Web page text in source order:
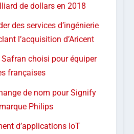
de dollars en 2018
des services d’ingénierie
l’acquisition d’Aricent
Safran choisi pour équiper
françaises
de nom pour Signify
Philips
d’applications IoT